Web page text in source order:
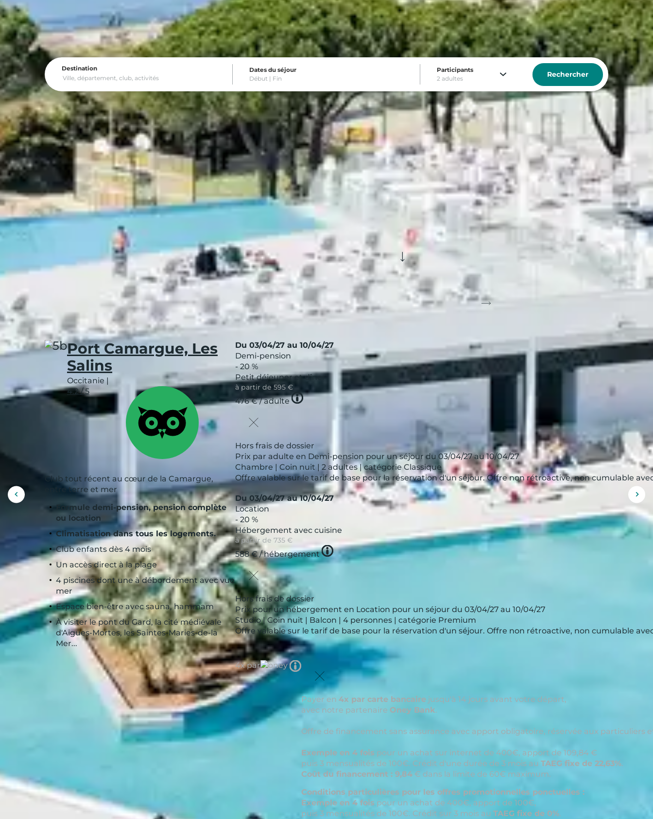
Le meilleur de l’esprit Belambra est au rendez-vous dans des lieux mythiques soigneusement sélectionnés.
Destination
Dates du séjour
Début | Fin
Participants
2 adultes
Rechercher
Tout est mis en œuvre pour que vous viviez des vacances inoubliables.
Dans notre collection de clubs emblématiques tout a été pensé pour vous satisfaire au quotidien.
Petites attentions supplémentaires, décoration des espaces design, atelier de show cooking pour animer vos repas, soirées à thème et veillées
pour les enfants… le meilleur de l’esprit Belambra est au rendez-vous dans des lieux mythiques soigneusement sélectionnés.
Ici, vous n'êtes pas au bout de vos surprises.
Expérience Environnement Formule
Voir plus de filtres
Clubs 5B, le meilleur de l’esprit Belambra :
Afficher sur la carte Trier par:
Nouveau
Afficher
précédente
Port Camargue, Les
Salins
Occitanie |
4.2 / 5
Club tout récent au cœur de la Camargue,
entre terre et mer
Formule demi-pension, pension complète
ou location
Climatisation dans tous les logements.
Club enfants dès 4 mois
Un accès direct à la plage
4 piscines dont une à débordement avec vue
mer
Espace bien-être avec sauna, hammam
À visiter le pont du Gard, la cité médiévale
d'Aigues-Mortes, les Saintes-Maries-de-la
Mer...
Du 03/04/27 au 10/04/27
Demi-pension
- 20 %
Petit déjeuner et dîner
à partir de 595 €
476 €/ adulte Tooltip
Hors frais de dossier
Prix par adulte en Demi-pension pour un séjour du 03/04/27 au 10/04/27
Chambre | Coin nuit | 2 adultes | catégorie Classique
Offre valable sur le tarif de base pour la réservation d'un séjour. Offre non rétroactive, non cumulable
Du 03/04/27 au 10/04/27
Location
- 20 %
Hébergement avec cuisine
à partir de 735 €
588 €/ hébergementTooltip
icon
Hors frais de dossier
Prix pour un hébergement en Location pour un séjour du 03/04/27 au 10/04/27
Studio | Coin nuit | Balcon | 4 personnes | catégorie Premium
Offre valable sur le tarif de base pour la réservation d'un séjour. Offre non rétroactive, non cumulable
4x par
Tooltip
Payer en 4x par carte bancaire jusqu'à 14 jours avant votre départ,
avec notre partenaire Oney Bank.
Offre de financement sans assurance avec apport obligatoire, réservée aux particuliers
Exemple en 4 fois pour un achat sur internet de 400€, apport de 109,84 €
puis 3 mensualités de 100€. Crédit d'une durée de 3 mois au TAEG fixe de 22,63%.
Coût du financement : 9,84 € dans la limite de 60€ maximum.
Conditions particulières pour les offres promotionnelles ponctuelles :
Exemple en 4 fois pour un achat de 400€, apport de 100€,
puis 3 mensualités de 100€. Crédit sur 3 mois au TAEG fixe de 0%.